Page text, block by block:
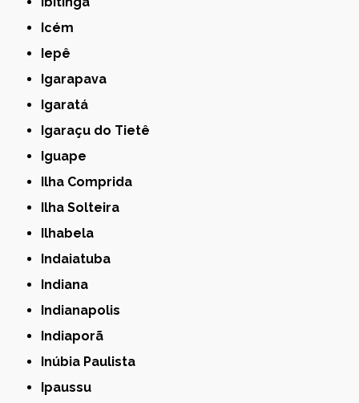
Icém
Iepê
Igarapava
Igaratá
Igaraçu do Tietê
Iguape
Ilha Comprida
Ilha Solteira
Ilhabela
Indaiatuba
Indiana
Indianapolis
Indiaporã
Inúbia Paulista
Ipaussu